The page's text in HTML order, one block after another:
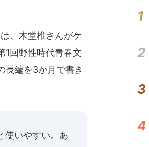
、木堂椎さんがケ
1回野性時代青春文
長編を3か月で書き
使いやすい。あ